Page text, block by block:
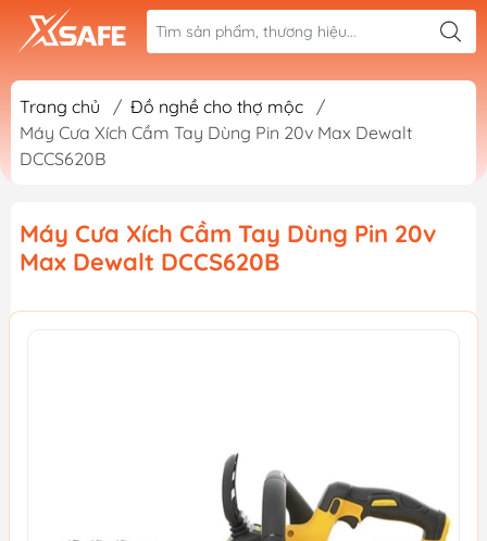
Trang chủ / Đồ nghề cho thợ mộc
/
Máy Cưa Xích Cầm Tay Dùng Pin 20v Max Dewalt
DCCS620B
Máy Cưa Xích Cầm Tay Dùng Pin 20v
Max Dewalt DCCS620B